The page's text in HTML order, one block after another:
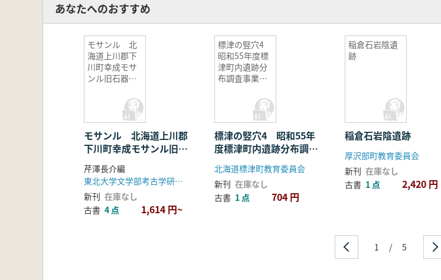
あなたへのおすすめ
モサンル 北
海道上川郡下
川町幸成モサ
ンル旧石器時
モサンル 北海道上川郡
下川町幸成モサンル旧石
器時代遺跡出土資料
芹澤長介編
東北大学文学部考古学研究会
新刊 在庫なし
古書 4 点 1,614 円~
標津の竪穴4
昭和55年度標
津町内遺跡分
布調査事業報
標津の竪穴4 昭和55年
度標津町内遺跡分布調査
事業報告書
北海道標津町教育委員会
新刊 在庫なし
古書 1 点 704 円
稲倉石岩陰遺
跡
稲倉石岩陰遺跡
厚沢部町教育委員会
新刊 在庫なし
古書 1 点 2,420 円
1 / 5